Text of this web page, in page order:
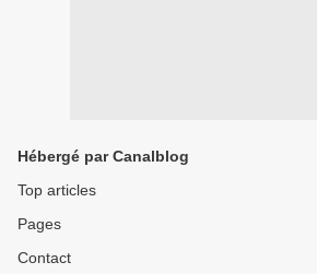
Hébergé par Canalblog
Top articles
Pages
Contact